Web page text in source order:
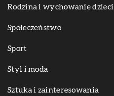
Rodzina i wychowanie dzieci
Społeczeństwo
Sport
Styl i moda
Sztuka i zainteresowania